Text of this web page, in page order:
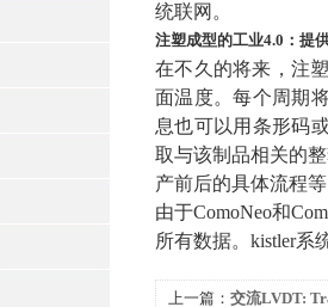
统联网。
注塑成型的工业4.0：提
在不久的将来，注
面温度。每个周期
息也可以用条形码
取与该制品相关的
产前后的具体流程
由于ComoNeo和
所有数据。kistler系
上一篇： 交流LVDT: